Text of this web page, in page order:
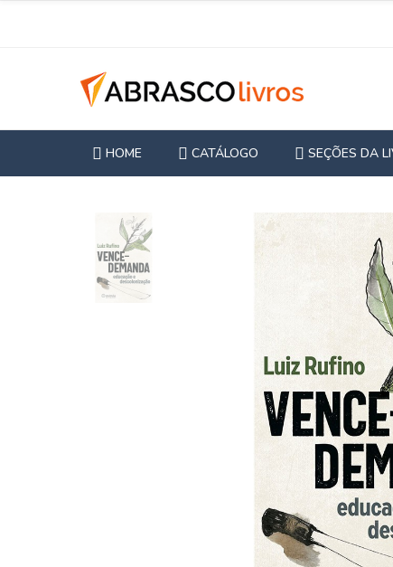
HOME CATÁLOGO SEÇÕES DA